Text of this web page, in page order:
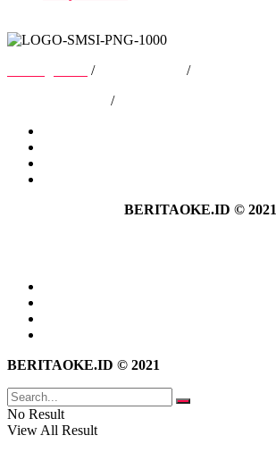
/
/
/
BERITAOKE.ID © 2021
BERITAOKE.ID © 2021
No Result
View All Result